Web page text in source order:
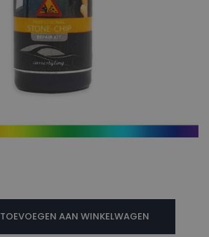
TOEVOEGEN AAN WINKELWAGEN